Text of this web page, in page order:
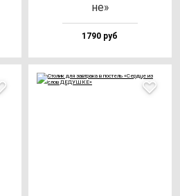
не»
1790 руб